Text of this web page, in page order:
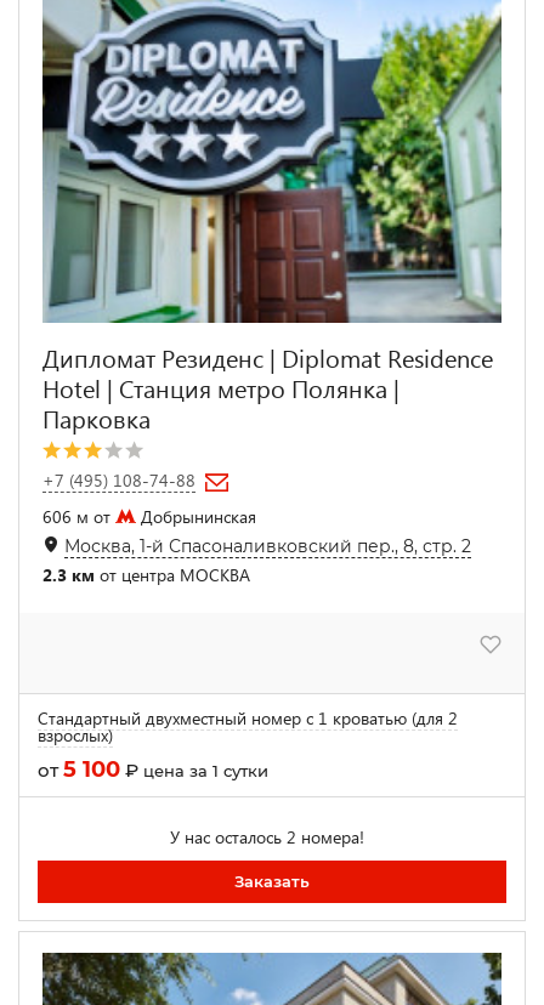
Дипломат Резиденс | Diplomat Residence
Hotel | Станция метро Полянка |
Парковка
+7 (495) 108-74-88
606 м от
Добрынинская
Москва, 1-й Спасоналивковский пер., 8, стр. 2
2.3 км от центра МОСКВА
Стандартный двухместный номер с 1 кроватью (для 2
взрослых)
от5 100 ₽ цена за 1 сутки
У нас осталось 2 номера!
Заказать